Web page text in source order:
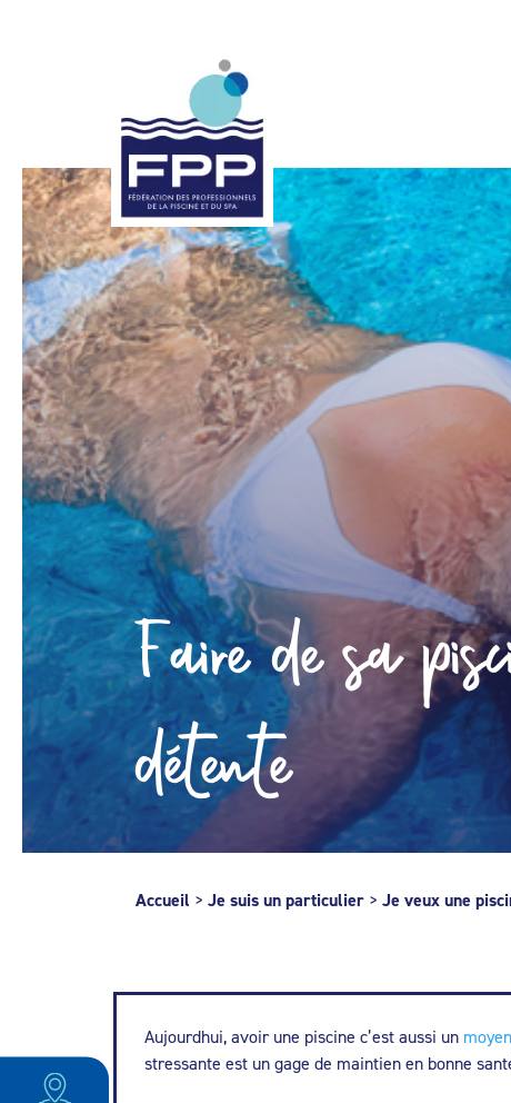
Faire de sa
détente
Accueil > Je suis un particulier > Je veux une
Aujourdhui, avoir une piscine c’est aussi un
stressante est un gage de maintien en bonne